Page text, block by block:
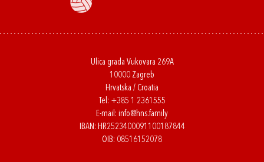
Ulica grada Vukovara 269A
10000 Zagreb
Hrvatska / Croatia
Tel: +385 1 2361555
E-mail: info@hns.family
IBAN: HR2523400091100187844
OIB: 08516152078